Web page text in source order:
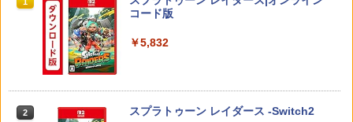
ド収納可能 まとめ収納バッグ 大容量タ
2 スプラトゥーン レイダース
ボタン
￥1,479
NewスーパーマリオブラザーズWii ノコ
￥1,254
￥971
￥4,469
コード版
￥5,832
2 スプラトゥーン レイダース -Switch2